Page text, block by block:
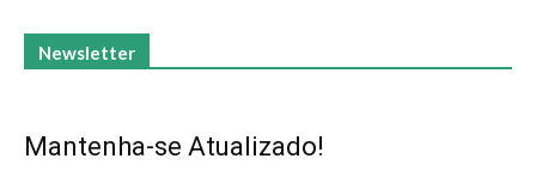
Newsletter